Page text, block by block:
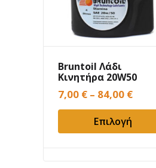
Bruntoil Λάδι
Κινητήρα 20W50
7,00 € – 84,00 €
Επιλογή